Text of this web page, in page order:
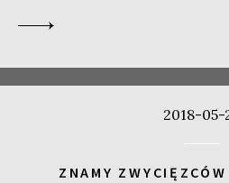
2018-05-
ZNAMY